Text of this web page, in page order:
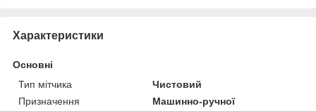
Характеристики
Основні
Тип мітчика
Чистовий
Призначення
Машинно-ручної